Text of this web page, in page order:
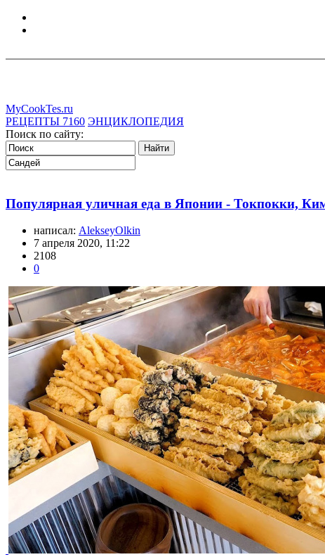
MyCookTes.ru
РЕЦЕПТЫ 7160 ЭНЦИКЛОПЕДИЯ
Поиск по сайту:
Популярная уличная еда в Японии - Токпокки,
написал: AlekseyOlkin
7 апреля 2020, 11:22
2108
0